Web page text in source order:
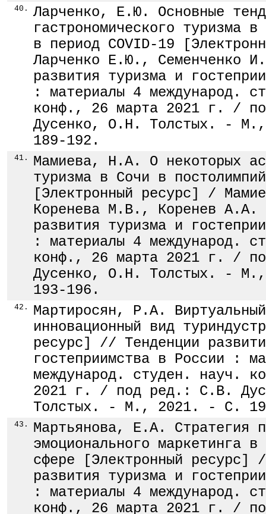
40.
Ларченко, Е.Ю. Основные
гастрономического туризма
в период COVID-19
Ларченко Е.Ю., Семенченко
развития туризма и
: материалы 4 международ.
конф., 26 марта 2021 г. /
Дусенко, О.Н. Толстых. -
189-192.
41.
Мамиева, Н.А. О некоторых
туризма в Сочи в
[Электронный ресурс] /
Коренева М.В., Коренев А.А.
развития туризма и
: материалы 4 международ.
конф., 26 марта 2021 г. /
Дусенко, О.Н. Толстых. -
193-196.
42.
Мартиросян, Р.А.
инновационный вид
ресурс] // Тенденции
гостеприимства в России :
международ. студен. науч.
2021 г. / под ред.: С.В.
Толстых. - М., 2021. - С.
43.
Мартьянова, Е.А. Стратегия
эмоционального маркетинга в
сфере [Электронный ресурс]
развития туризма и
: материалы 4 международ.
конф., 26 марта 2021 г. /